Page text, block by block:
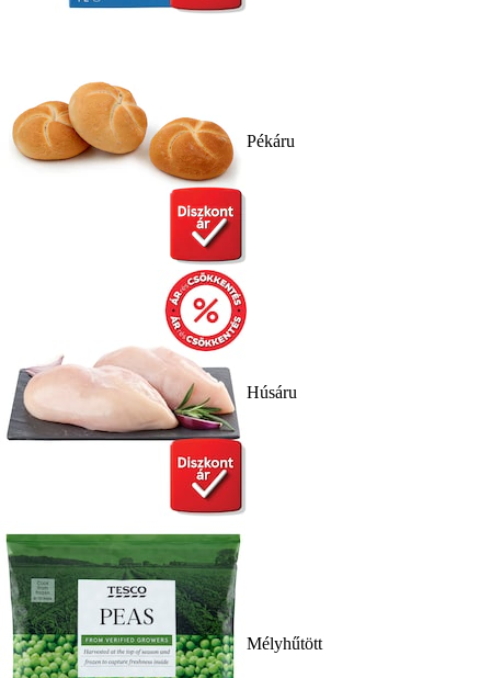
Pékáru
Húsáru
Mélyhűtött